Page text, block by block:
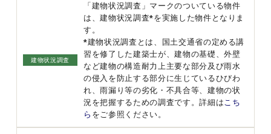
建物状況調査
「建物状況調査」マークのついている物件
は、建物状況調査*を実施した物件となりま
す。
*建物状況調査とは、国土交通省の定める講
習を修了した建築士が、建物の基礎、外壁
など建物の構造耐力上主要な部分及び雨水
の侵入を防止する部分に生じているひびわ
れ、雨漏り等の劣化・不具合等、建物の状
況を把握するための調査です。詳細は こち
ら をご参照ください。